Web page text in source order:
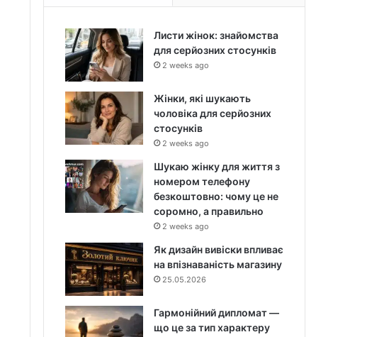
Листи жінок: знайомства
для серйозних стосунків
2 weeks ago
Жінки, які шукають
чоловіка для серйозних
стосунків
2 weeks ago
Шукаю жінку для життя з
номером телефону
безкоштовно: чому це не
соромно, а правильно
2 weeks ago
Як дизайн вивіски впливає
на впізнаваність магазину
25.05.2026
Гармонійний дипломат —
що це за тип характеру